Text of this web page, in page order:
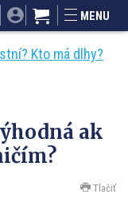
Mnamky-recepty.sk
MENU
Kto má dlhy?
ak
Tlačiť